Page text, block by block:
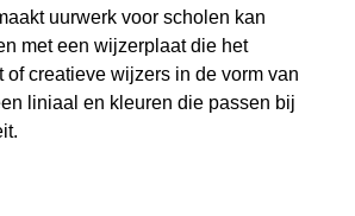
uurwerk voor scholen kan
met een wijzerplaat die het
of creatieve wijzers in de vorm van
liniaal en kleuren die passen bij